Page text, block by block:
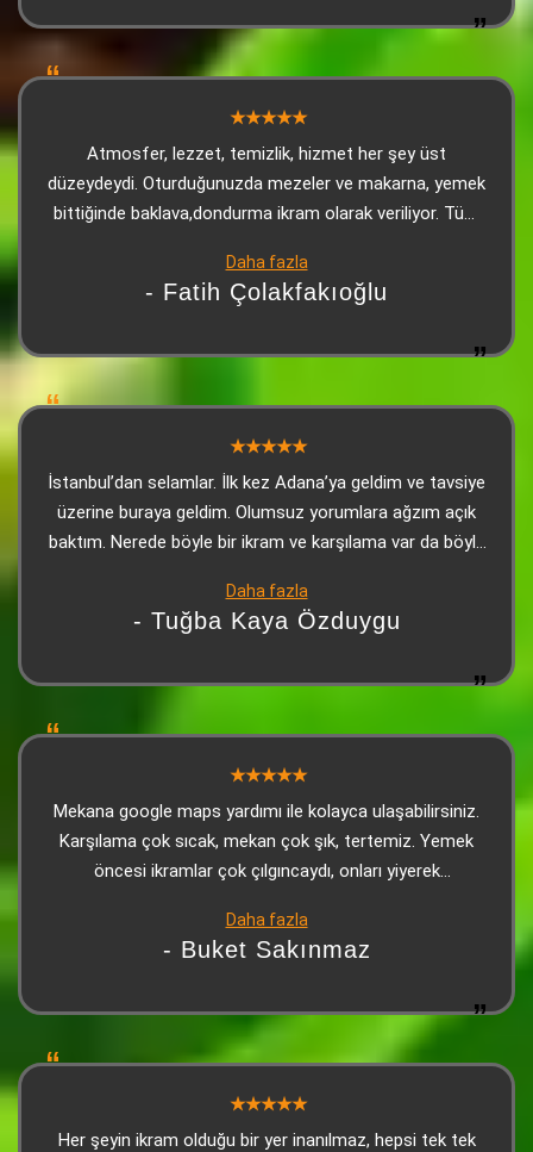
Atmosfer, lezzet, temizlik, hizmet her şey üst
düzeydeydi. Oturduğunuzda mezeler ve makarna, yemek
bittiğinde baklava,dondurma ikram olarak veriliyor. Tüm
Daha fazla
- Fatih Çolakfakıoğlu
İstanbul’dan selamlar. İlk kez Adana’ya geldim ve tavsiye
üzerine buraya geldim. Olumsuz yorumlara ağzım açık
baktım. Nerede böyle bir ikram ve karşılama var da böyle
konusunda ise makarnası, Adana kebabı ve ikramları
gayet güzeldi. Üzerine tatlı da ikram ettiler. Kesinlikle
andan itibaren manipüle ettiklerini düşünüyorum
Daha fazla
- Tuğba Kaya Özduygu
Mekana google maps yardımı ile kolayca ulaşabilirsiniz.
Karşılama çok sıcak, mekan çok şık, tertemiz. Yemek
öncesi ikramlar çok çılgıncaydı, onları yiyerek
tatlı (yine ikram) harikaydı. Personel çok sıcakkanlı,
güleryüzlü ve ilgiliydi. Biz çok beğendik tavsiye ediyorum
Daha fazla
- Buket Sakınmaz
Her şeyin ikram olduğu bir yer inanılmaz, hepsi tek tek